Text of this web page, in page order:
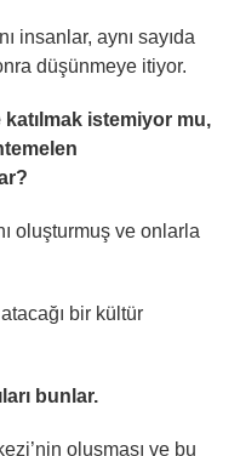
insanlar, aynı sayıda
düşünmeye itiyor.
istemiyor mu,
oluşturmuş ve onlarla
bir kültür
bunlar.
oluşması ve bu